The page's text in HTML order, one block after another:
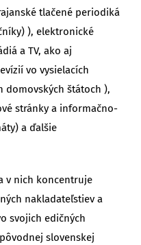
tlačené periodiká
), elektronické
a TV, ako aj
vo vysielacích
domovských štátoch ),
stránky a informačno-
a ďalšie
v nich koncentruje
nakladateľstiev a
svojich edičných
slovenskej